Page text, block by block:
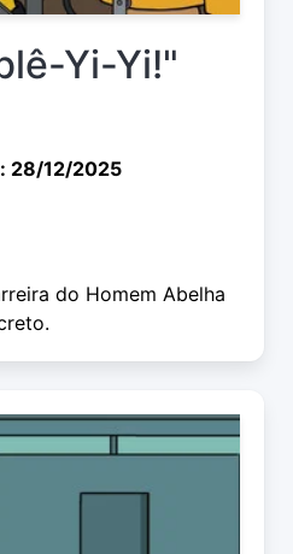
Yi-Yi!"
28/12/2025
do Homem Abelha